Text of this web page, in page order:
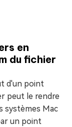
en
du fichier
d'un point
peut le rendre
systèmes Mac
un point